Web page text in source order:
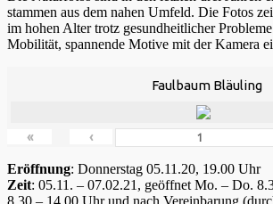
stammen aus dem nahen Umfeld. Die Fotos
im hohen Alter trotz gesundheitlicher
Mobilität, spannende Motive mit der Kamera
Faulbaum Bläuling
« ‹
Eröffnung: Donnerstag 05.11.20, 19.00 Uhr
Zeit: 05.11. – 07.02.21, geöffnet Mo. – Do.
8.30 – 14.00 Uhr und nach Vereinbarung